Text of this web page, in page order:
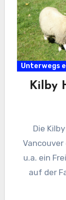
Unterwegs
Kilby
Die
u.a. ein
auf der